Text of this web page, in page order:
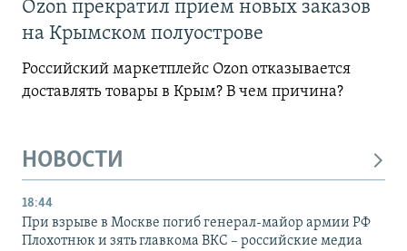
Ozon прекратил прием новых заказов
на Крымском полуострове
Российский маркетплейс Ozon отказывается
доставлять товары в Крым? В чем причина?
НОВОСТИ
18:44
При взрыве в Москве погиб генерал-майор армии РФ
Плохотнюк и зять главкома ВКС – российские медиа